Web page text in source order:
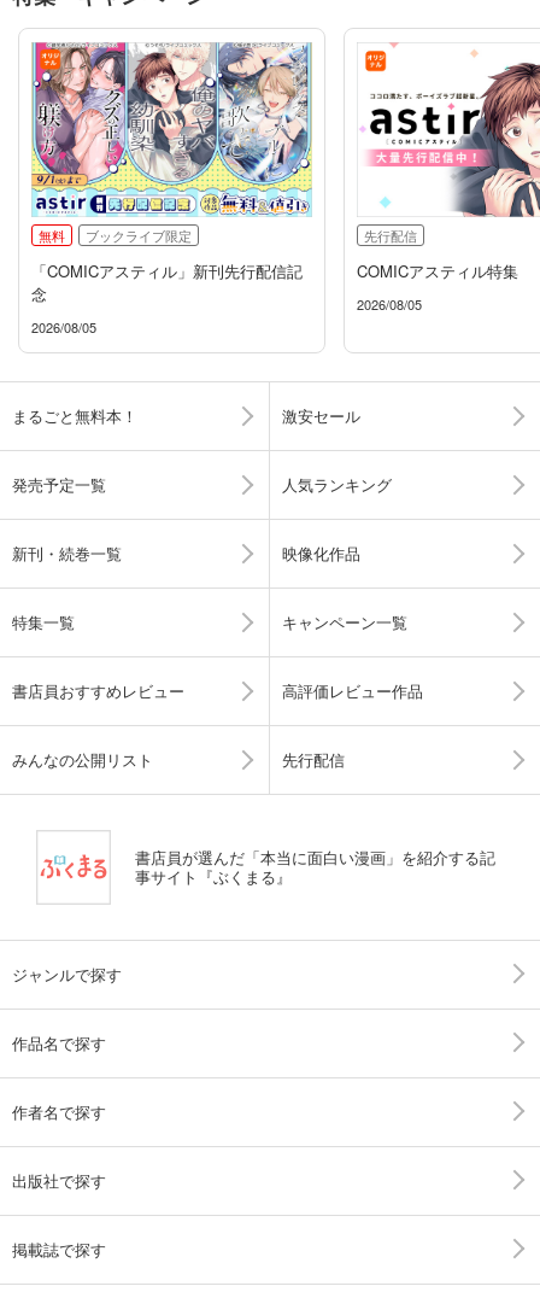
無料 ブックライブ限定
「COMICアスティル」新刊先行配信記
念
2026/08/05
先行配信
COMICアスティル特集
2026/08/05
まるごと無料本！ 激安セール
発売予定一覧 人気ランキング
新刊・続巻一覧 映像化作品
特集一覧 キャンペーン一覧
書店員おすすめレビュー 高評価レビュー作品
みんなの公開リスト 先行配信
書店員が選んだ「本当に面白い漫画」を紹介する記
事サイト『ぶくまる』
ジャンルで探す
作品名で探す
作者名で探す
出版社で探す
掲載誌で探す